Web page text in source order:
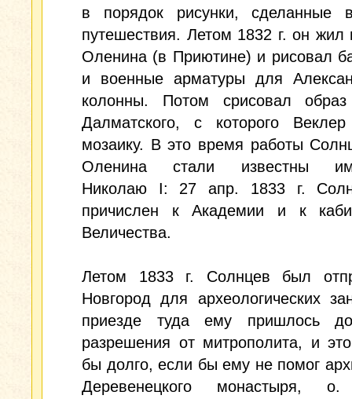
в порядок рисунки, сделанные
путешествия. Летом 1832 г. он жил
Оленина (в Приютине) и рисовал
и военные арматуры для
колонны. Потом срисовал
Далматского, с которого
мозаику. В это время работы
Оленина стали известны
Николаю I: 27 апр. 1833 г.
причислен к Академии и к
Величества.
Летом 1833 г. Солнцев был
Новгород для археологических
приезде туда ему пришлось
разрешения от митрополита, и
бы долго, если бы ему не помог
Деревенецкого монастыря,